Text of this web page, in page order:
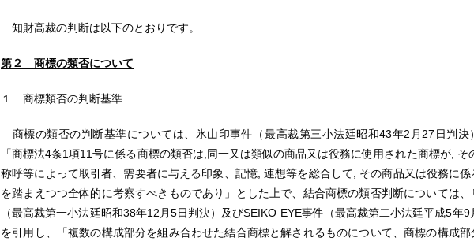
知財高裁の判断は以下のとおりです。
第２ 商標の類否について
１ 商標類否の判断基準
商標の類否の判断基準については、氷山印事件（最高裁第三小法廷昭和43年2月27日判決
「商標法4条1項11号に係る商標の類否は,同一又は類似の商品又は役務に使用された商標が, そ
称呼等によって取引者、需要者に与える印象、記憶, 連想等を総合して, その商品又は役務に
を踏まえつつ全体的に考察すべきものであり」とした上で、結合商標の類否判断については、
（最高裁第一小法廷昭和38年12月5日判決）及びSEIKO EYE事件（最高裁第二小法廷平成5年9
を引用し、「複数の構成部分を組み合わせた結合商標と解されるものについて、商標の構成部